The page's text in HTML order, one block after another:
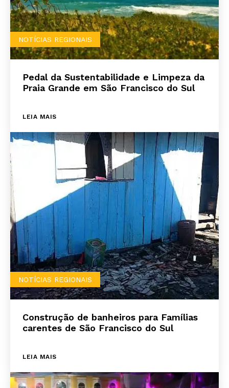
NOTÍCIAS REGIONAIS
Pedal da Sustentabilidade e Limpeza da
Praia Grande em São Francisco do Sul
LEIA MAIS
NOTÍCIAS REGIONAIS
Construção de banheiros para Famílias
carentes de São Francisco do Sul
LEIA MAIS